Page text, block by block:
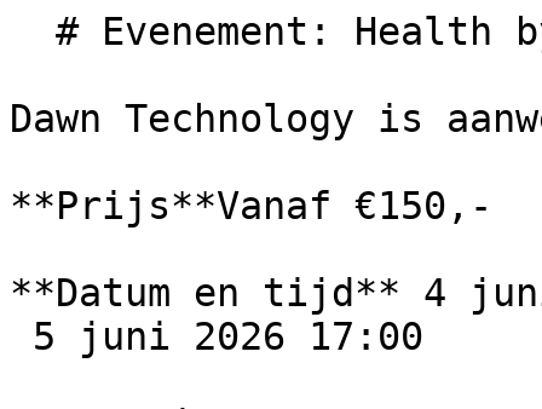
Dawn Technology is
**Prijs**Vanaf €150,-
**Datum en tijd** 4